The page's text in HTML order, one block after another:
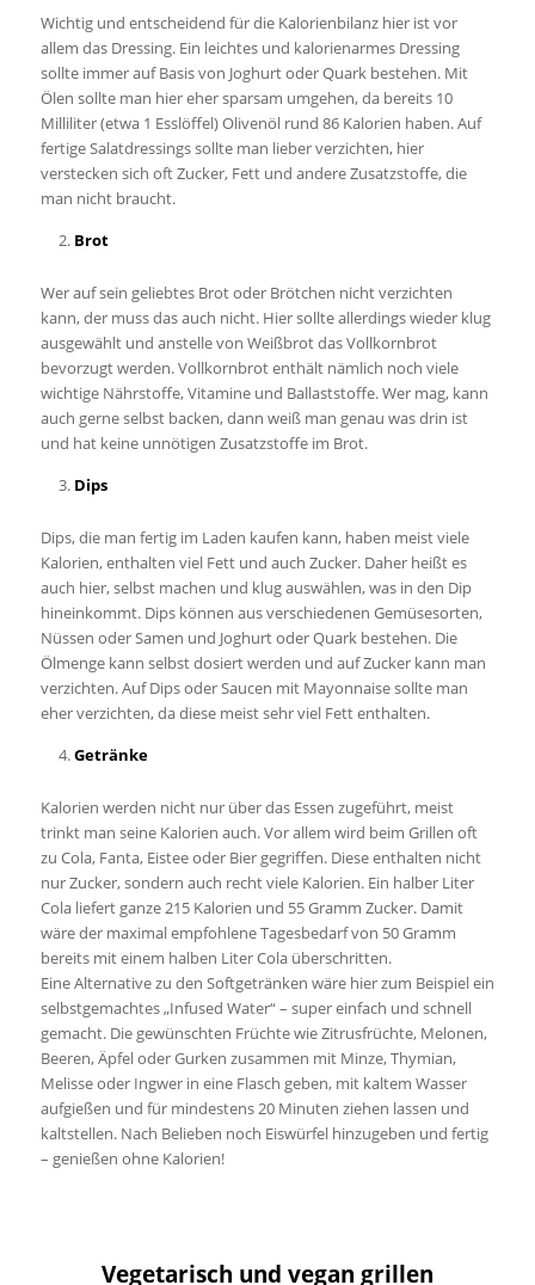
Wichtig und entscheidend für die Kalorienbilanz hier ist vor
allem das Dressing. Ein leichtes und kalorienarmes Dressing
sollte immer auf Basis von Joghurt oder Quark bestehen. Mit
Ölen sollte man hier eher sparsam umgehen, da bereits 10
Milliliter (etwa 1 Esslöffel) Olivenöl rund 86 Kalorien haben. Auf
fertige Salatdressings sollte man lieber verzichten, hier
verstecken sich oft Zucker, Fett und andere Zusatzstoffe, die
man nicht braucht.
Brot
Wer auf sein geliebtes Brot oder Brötchen nicht verzichten
kann, der muss das auch nicht. Hier sollte allerdings wieder klug
ausgewählt und anstelle von Weißbrot das Vollkornbrot
bevorzugt werden. Vollkornbrot enthält nämlich noch viele
wichtige Nährstoffe, Vitamine und Ballaststoffe. Wer mag, kann
auch gerne selbst backen, dann weiß man genau was drin ist
und hat keine unnötigen Zusatzstoffe im Brot.
Dips
Dips, die man fertig im Laden kaufen kann, haben meist viele
Kalorien, enthalten viel Fett und auch Zucker. Daher heißt es
auch hier, selbst machen und klug auswählen, was in den Dip
hineinkommt. Dips können aus verschiedenen Gemüsesorten,
Nüssen oder Samen und Joghurt oder Quark bestehen. Die
Ölmenge kann selbst dosiert werden und auf Zucker kann man
verzichten. Auf Dips oder Saucen mit Mayonnaise sollte man
eher verzichten, da diese meist sehr viel Fett enthalten.
Getränke
Kalorien werden nicht nur über das Essen zugeführt, meist
trinkt man seine Kalorien auch. Vor allem wird beim Grillen oft
zu Cola, Fanta, Eistee oder Bier gegriffen. Diese enthalten nicht
nur Zucker, sondern auch recht viele Kalorien. Ein halber Liter
Cola liefert ganze 215 Kalorien und 55 Gramm Zucker. Damit
wäre der maximal empfohlene Tagesbedarf von 50 Gramm
bereits mit einem halben Liter Cola überschritten.
Eine Alternative zu den Softgetränken wäre hier zum Beispiel ein
selbstgemachtes „Infused Water“ – super einfach und schnell
gemacht. Die gewünschten Früchte wie Zitrusfrüchte, Melonen,
Beeren, Äpfel oder Gurken zusammen mit Minze, Thymian,
Melisse oder Ingwer in eine Flasch geben, mit kaltem Wasser
aufgießen und für mindestens 20 Minuten ziehen lassen und
kaltstellen. Nach Belieben noch Eiswürfel hinzugeben und fertig
– genießen ohne Kalorien!
Vegetarisch und vegan grillen